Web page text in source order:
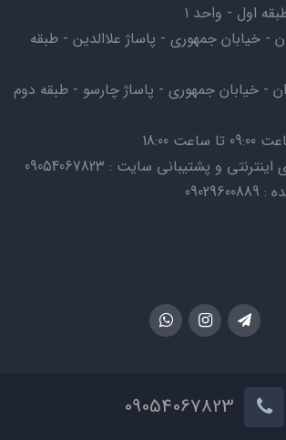
- خیابان جمهوری - پاساژ علاالدین - طبقه
- خیابان جمهوری - پاساژ چارسو - طبقه دوم
18:00
و پشتیبانی سایت : 09054067823